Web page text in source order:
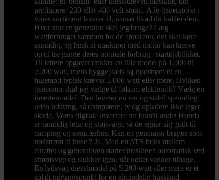
producerer 230 eller 400 volt strøm. Alle generatorer i
vores sortiment leverer el, uanset hvad du kalder dem.
Hvor stor en generator skal jeg bruge? Læg
wattforbruget sammen for de apparater, der skal køre
samtidig, og husk at maskiner med motor kan kræve
op til tre gange deres normale forbrug i startøjeblikket.
Til lettere opgaver rækker en lille model på 1.000 til
2.200 watt, mens byggeplads og nødstrøm til en
husstand typisk kræver 5.000 watt eller mere. Hvilken
generator skal jeg vælge til følsom elektronik? Vælg en
invertermodel. Den leverer en ren og stabil spænding
uden udsving, så computere, tv og opladere ikke tager
skade. Vores digitale invertere fra blandt andet Honda
er samtidig lette og støjsvage, så de egner sig godt til
camping og sommerhus. Kan en generator bruges som
nødstrøm til huset? Ja. Med en ATS boks mellem
elnettet og generatoren starter maskinen automatisk ved
strømsvigt og slukker igen, når nettet vender tilbage.
En lydsvag dieselmodel på 5.200 watt eller mere er et
solidt udgangspunkt for en almindelig husstand.